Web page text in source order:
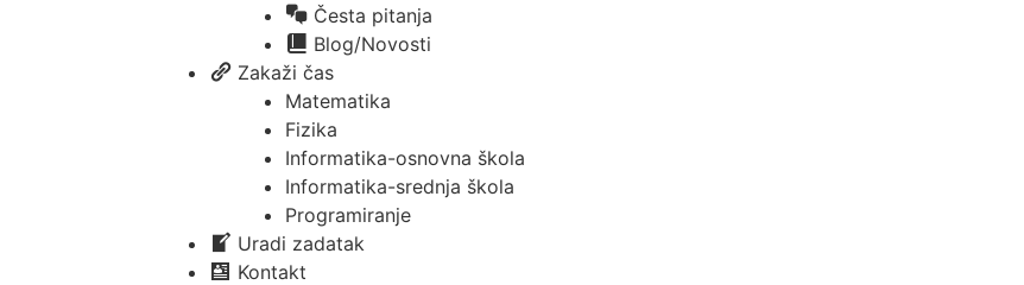
Česta pitanja
Blog/Novosti
Zakaži čas
Matematika
Fizika
Informatika-osnovna škola
Informatika-srednja škola
Programiranje
Uradi zadatak
Kontakt